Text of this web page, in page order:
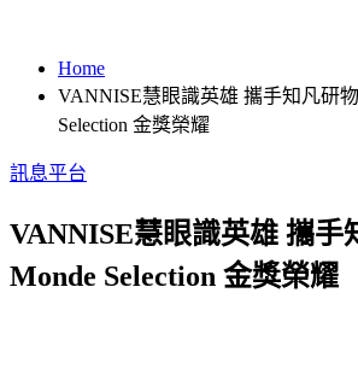
Home
VANNISE慧眼識英雄 攜手知凡研
Selection 金獎榮耀
訊息平台
VANNISE慧眼識英雄 攜手
Monde Selection 金獎榮耀